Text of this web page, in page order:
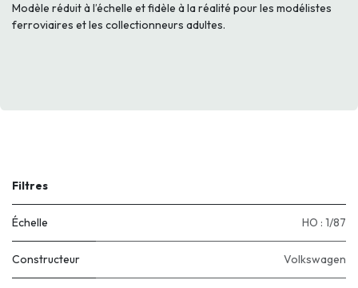
Modèle réduit à l’échelle et fidèle à la réalité pour les modélistes
ferroviaires et les collectionneurs adultes.
Filtres
Échelle HO : 1/87
Constructeur Volkswagen